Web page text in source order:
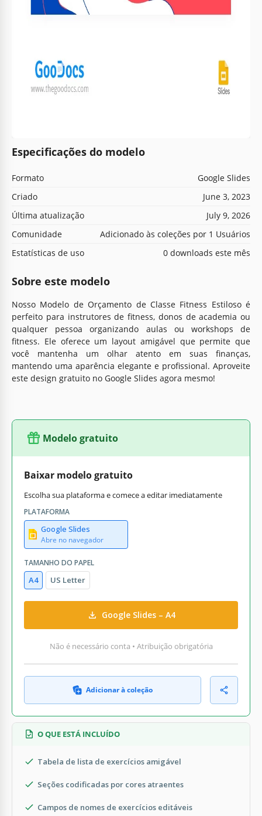
Especificações do modelo
Formato
Google Slides
Criado
June 3, 2023
Última atualização
July 9, 2026
Comunidade
Adicionado às coleções por 1 Usuários
Estatísticas de uso
0 downloads este mês
Sobre este modelo
Nosso Modelo de Orçamento de Classe Fitness Estiloso é
perfeito para instrutores de fitness, donos de academia ou
qualquer pessoa organizando aulas ou workshops de
fitness. Ele oferece um layout amigável que permite que
você mantenha um olhar atento em suas finanças,
mantendo uma aparência elegante e profissional. Aproveite
este design gratuito no Google Slides agora mesmo!
Modelo gratuito
Baixar modelo gratuito
Escolha sua plataforma e comece a editar imediatamente
PLATAFORMA
Google Slides
Abre no navegador
TAMANHO DO PAPEL
A4 US Letter
Google Slides – A4
Não é necessário conta • Atribuição obrigatória
Adicionar à coleção
O QUE ESTÁ INCLUÍDO
Tabela de lista de exercícios amigável
Seções codificadas por cores atraentes
Campos de nomes de exercícios editáveis